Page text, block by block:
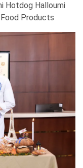
Hotdog Halloumi
Products